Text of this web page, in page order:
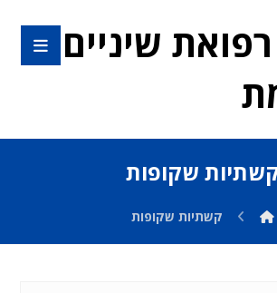
שיניים
שקופות
קשתיות שקופות